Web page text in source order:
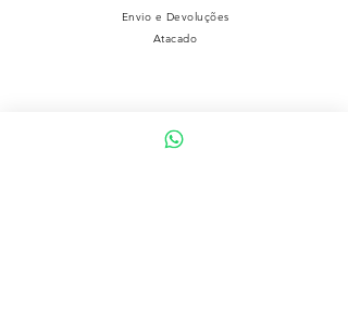
Envio e Devoluções
Atacado
Ambiente 100% Seguro